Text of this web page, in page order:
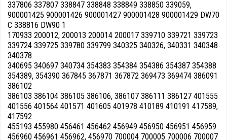
337806 337807 338847 338848 338849 338850 339059,
900001425 900001426 900001427 900001428 900001429 DW70
C 338816 DW90 1
170933 200012, 200013 200014 200017 339710 339721 339723
339724 339725 339780 339799 340325 340326, 340331 340348
340378
340695 340697 340734 354383 354384 354386 354387 354388
354389, 354390 367845 367871 367872 369473 369474 386091
386102
386103 386104 386105 386106, 386107 386111 386127 401555
401556 401564 401571 401605 401978 410189 410191 417589,
417592
455193 455980 456461 456462 456949 456950 456951 456959
456960 456961 456962, 456970 700004 700005 700006 700007